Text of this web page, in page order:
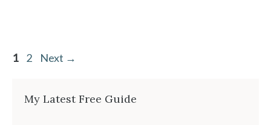
Page
1 Page
2 Next →
My Latest Free Guide